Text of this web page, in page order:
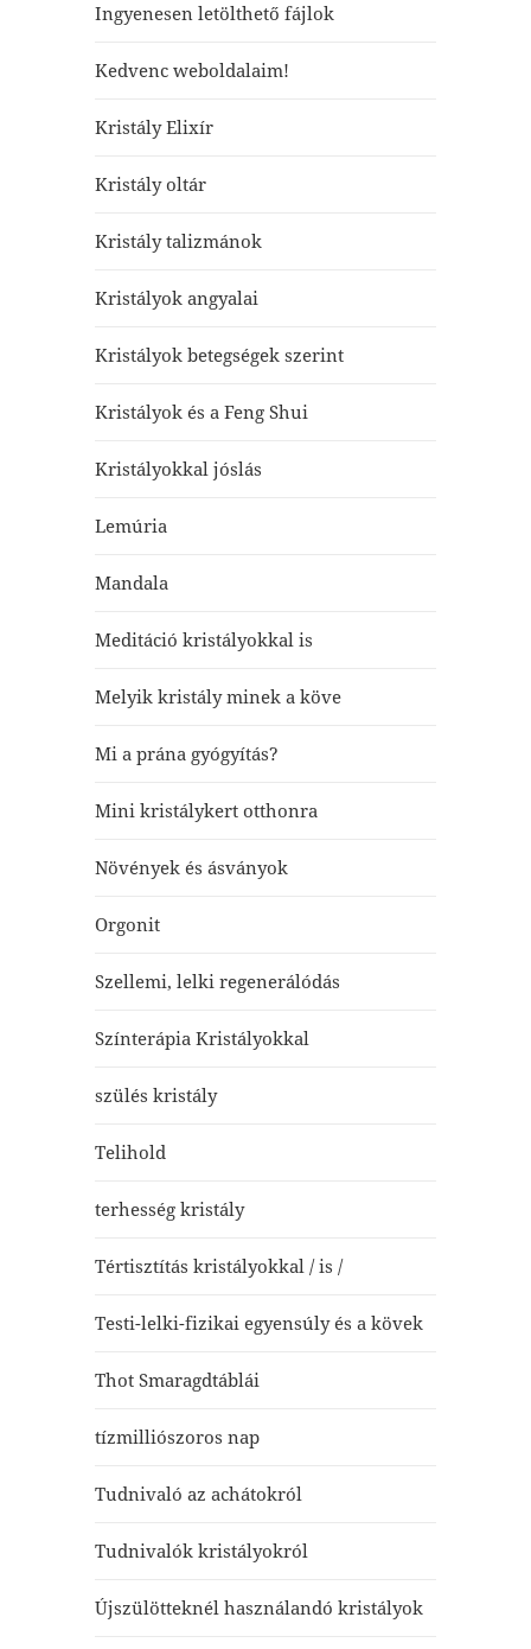
Ingyenesen letölthető fájlok
Kedvenc weboldalaim!
Kristály Elixír
Kristály oltár
Kristály talizmánok
Kristályok angyalai
Kristályok betegségek szerint
Kristályok és a Feng Shui
Kristályokkal jóslás
Lemúria
Mandala
Meditáció kristályokkal is
Melyik kristály minek a köve
Mi a prána gyógyítás?
Mini kristálykert otthonra
Növények és ásványok
Orgonit
Szellemi, lelki regenerálódás
Színterápia Kristályokkal
szülés kristály
Telihold
terhesség kristály
Tértisztítás kristályokkal / is /
Testi-lelki-fizikai egyensúly és a kövek
Thot Smaragdtáblái
tízmilliószoros nap
Tudnivaló az achátokról
Tudnivalók kristályokról
Újszülötteknél használandó kristályok